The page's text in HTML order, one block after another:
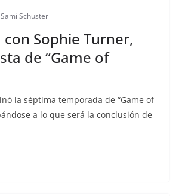
Sami Schuster
con Sophie Turner,
de “Game of
la séptima temporada de “Game of
a lo que será la conclusión de